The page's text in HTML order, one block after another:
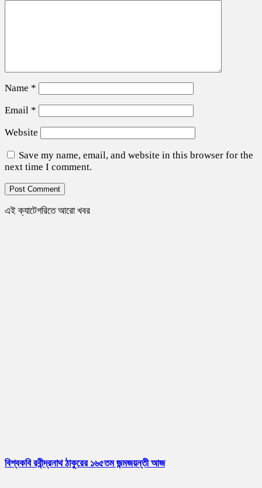
Name *
Email *
Website
Save my name, email, and website in this browser for the
next time I comment.
এই ক্যাটেগরিতে আরো খবর
বিশ্বকবি রবীন্দ্রনাথ ঠাকুরের ১৬৫তম জন্মজয়ন্তী আজ